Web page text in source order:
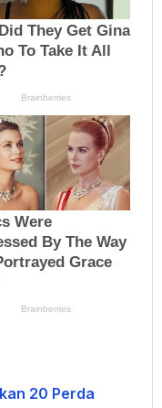
20 Perda